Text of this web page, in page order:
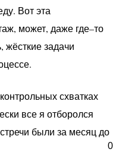
Вот эта
может, даже где–то
жёсткие задачи
схватках
все я отборолся
были за месяц до
0